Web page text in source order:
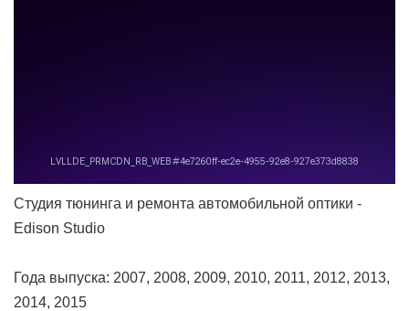
Студия тюнинга и ремонта автомобильной оптики -
Edison Studio
Года выпуска: 2007, 2008, 2009, 2010, 2011, 2012, 2013,
2014, 2015